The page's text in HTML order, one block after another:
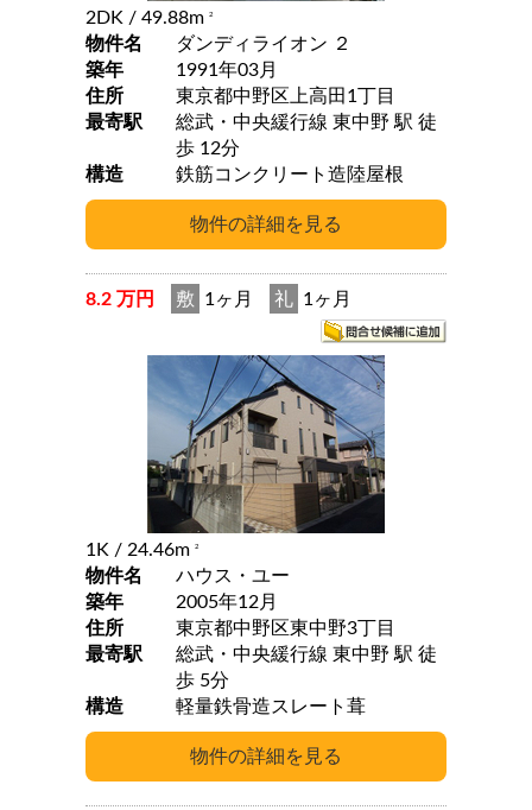
2DK / 49.88m 2
物件名
ダンディライオン ２
築年
1991年03月
住所
東京都中野区上高田1丁目
最寄駅
総武・中央緩行線 東中野 駅 徒
歩 12分
構造
鉄筋コンクリート造陸屋根
8.2 万円 敷 1ヶ月 礼 1ヶ月
1K / 24.46m 2
物件名
ハウス・ユー
築年
2005年12月
住所
東京都中野区東中野3丁目
最寄駅
総武・中央緩行線 東中野 駅 徒
歩 5分
構造
軽量鉄骨造スレート葺